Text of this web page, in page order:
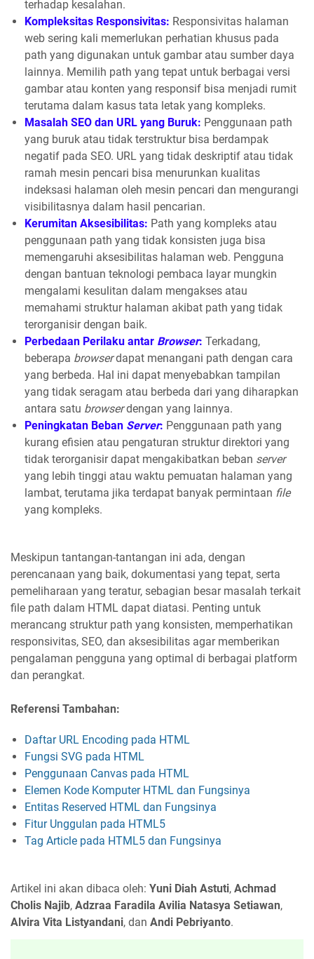
terhadap kesalahan.
Kompleksitas Responsivitas: Responsivitas halaman
web sering kali memerlukan perhatian khusus pada
path yang digunakan untuk gambar atau sumber daya
lainnya. Memilih path yang tepat untuk berbagai versi
gambar atau konten yang responsif bisa menjadi rumit
terutama dalam kasus tata letak yang kompleks.
Masalah SEO dan URL yang Buruk: Penggunaan path
yang buruk atau tidak terstruktur bisa berdampak
negatif pada SEO. URL yang tidak deskriptif atau tidak
ramah mesin pencari bisa menurunkan kualitas
indeksasi halaman oleh mesin pencari dan mengurangi
visibilitasnya dalam hasil pencarian.
Kerumitan Aksesibilitas: Path yang kompleks atau
penggunaan path yang tidak konsisten juga bisa
memengaruhi aksesibilitas halaman web. Pengguna
dengan bantuan teknologi pembaca layar mungkin
mengalami kesulitan dalam mengakses atau
memahami struktur halaman akibat path yang tidak
terorganisir dengan baik.
Perbedaan Perilaku antar Browser: Terkadang,
beberapa browserdapat menangani path dengan cara
yang berbeda. Hal ini dapat menyebabkan tampilan
yang tidak seragam atau berbeda dari yang diharapkan
antara satu browserdengan yang lainnya.
Peningkatan Beban Server: Penggunaan path yang
kurang efisien atau pengaturan struktur direktori yang
tidak terorganisir dapat mengakibatkan beban server
yang lebih tinggi atau waktu pemuatan halaman yang
lambat, terutama jika terdapat banyak permintaan file
yang kompleks.
Meskipun tantangan-tantangan ini ada, dengan
perencanaan yang baik, dokumentasi yang tepat, serta
pemeliharaan yang teratur, sebagian besar masalah terkait
file path dalam HTML dapat diatasi. Penting untuk
merancang struktur path yang konsisten, memperhatikan
responsivitas, SEO, dan aksesibilitas agar memberikan
pengalaman pengguna yang optimal di berbagai platform
dan perangkat.
Referensi Tambahan:
Daftar URL Encoding pada HTML
Fungsi SVG pada HTML
Penggunaan Canvas pada HTML
Elemen Kode Komputer HTML dan Fungsinya
Entitas Reserved HTML dan Fungsinya
Fitur Unggulan pada HTML5
Tag Article pada HTML5 dan Fungsinya
Artikel ini akan dibaca oleh: Yuni Diah Astuti, Achmad
Cholis Najib, Adzraa Faradila Avilia Natasya Setiawan,
Alvira Vita Listyandani, dan Andi Pebriyanto.